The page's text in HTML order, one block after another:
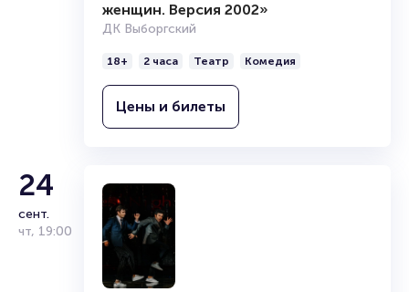
женщин. Версия 2002»
ДК Выборгский
18+ 2 часа Театр Комедия
Цены и билеты
24
сент.
чт, 19:00